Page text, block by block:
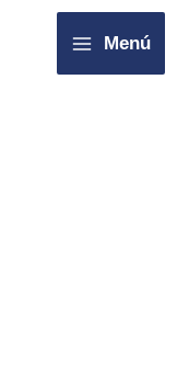
Menú